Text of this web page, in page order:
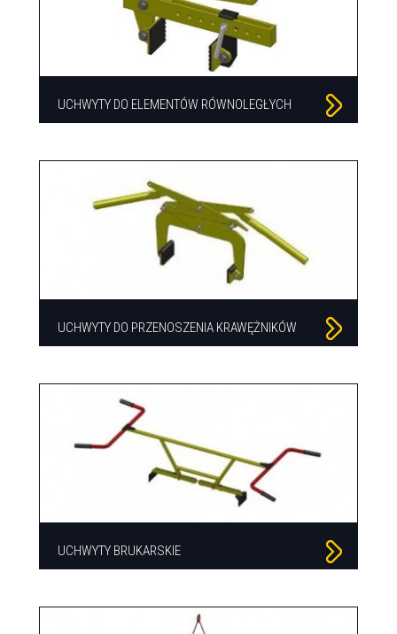
UCHWYTY DO ELEMENTÓW RÓWNOLEGŁYCH
UCHWYTY DO PRZENOSZENIA KRAWĘŻNIKÓW
UCHWYTY BRUKARSKIE